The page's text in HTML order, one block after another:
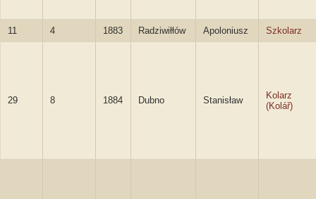
11 4 1883 Radziwiłłów Apoloniusz Szkolarz
29 8 1884 Dubno Stanisław
Kolarz
(Kolář)